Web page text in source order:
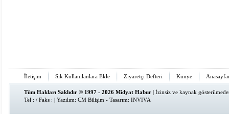
İletişim Sık Kullanılanlara Ekle Ziyaretçi Defteri Künye
Tüm Hakları Saklıdır © 1997 - 2026 Midyat Habur | İzinsiz ve kaynak
Tel : / Faks : | Yazılım: CM Bilişim - Tasarım: INVIVA